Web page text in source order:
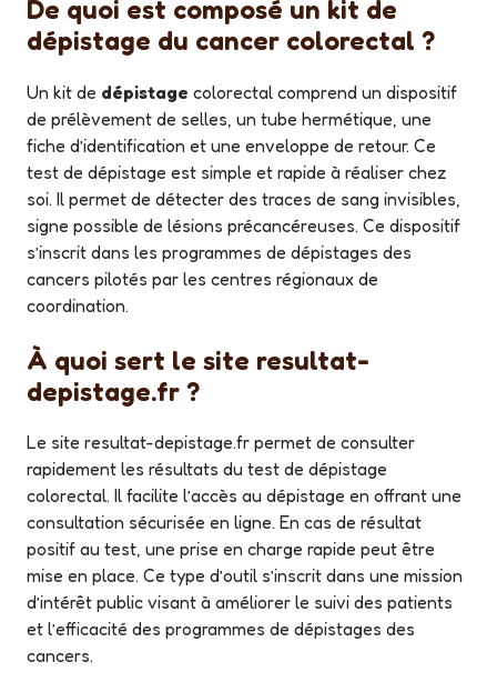
De quoi est composé un kit de
dépistage du cancer colorectal ?
Un kit de dépistage colorectal comprend un dispositif
de prélèvement de selles, un tube hermétique, une
fiche d’identification et une enveloppe de retour. Ce
test de dépistage est simple et rapide à réaliser chez
soi. Il permet de détecter des traces de sang invisibles,
signe possible de lésions précancéreuses. Ce dispositif
s’inscrit dans les programmes de dépistages des
cancers pilotés par les centres régionaux de
coordination.
À quoi sert le site resultat-
depistage.fr ?
Le site resultat-depistage.fr permet de consulter
rapidement les résultats du test de dépistage
colorectal. Il facilite l’accès au dépistage en offrant une
consultation sécurisée en ligne. En cas de résultat
positif au test, une prise en charge rapide peut être
mise en place. Ce type d’outil s’inscrit dans une mission
d’intérêt public visant à améliorer le suivi des patients
et l’efficacité des programmes de dépistages des
cancers.